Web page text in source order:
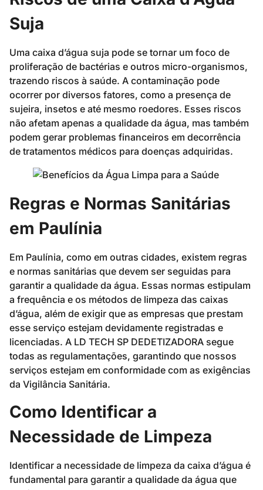
Suja
Uma caixa d’água suja pode se tornar um foco de
proliferação de bactérias e outros micro-organismos,
trazendo riscos à saúde. A contaminação pode
ocorrer por diversos fatores, como a presença de
sujeira, insetos e até mesmo roedores. Esses riscos
não afetam apenas a qualidade da água, mas também
podem gerar problemas financeiros em decorrência
de tratamentos médicos para doenças adquiridas.
Regras e Normas Sanitárias
em Paulínia
Em Paulínia, como em outras cidades, existem regras
e normas sanitárias que devem ser seguidas para
garantir a qualidade da água. Essas normas estipulam
a frequência e os métodos de limpeza das caixas
d’água, além de exigir que as empresas que prestam
esse serviço estejam devidamente registradas e
licenciadas. A LD TECH SP DEDETIZADORA segue
todas as regulamentações, garantindo que nossos
serviços estejam em conformidade com as exigências
da Vigilância Sanitária.
Como Identificar a
Necessidade de Limpeza
Identificar a necessidade de limpeza da caixa d’água é
fundamental para garantir a qualidade da água que